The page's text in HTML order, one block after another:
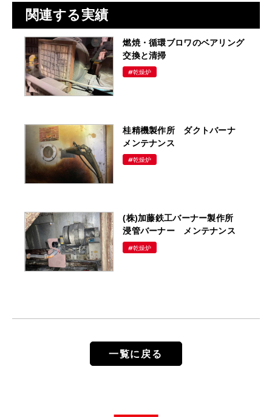
関連する実績
燃焼・循環ブロワのベアリング
交換と清掃
#乾燥炉
桂精機製作所 ダクトバーナ
メンテナンス
#乾燥炉
(株)加藤鉄工バーナー製作所
浸管バーナー メンテナンス
#乾燥炉
一覧に戻る